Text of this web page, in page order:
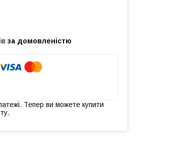
за домовленістю
Тепер ви можете купити